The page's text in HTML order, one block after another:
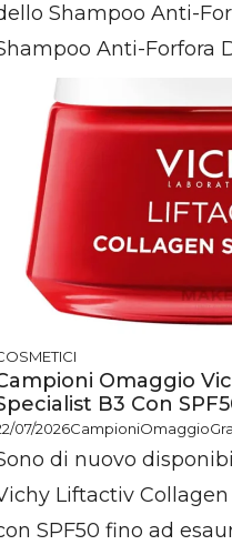
Shampoo Anti-
Anti-Forfora
Omaggio
B3 Con
07/2026
di nuovo
Liftactiv
SPF50 fino ad